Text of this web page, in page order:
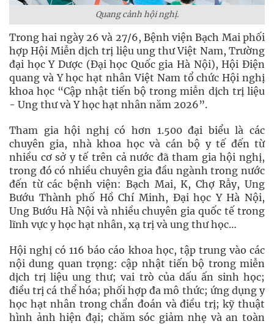
Quang cảnh hội nghị.
Trong hai ngày 26 và 27/6, Bệnh viện Bạch Mai phối
hợp Hội Miễn dịch trị liệu ung thư Việt Nam, Trường
đại học Y Dược (Đại học Quốc gia Hà Nội), Hội Điện
quang và Y học hạt nhân Việt Nam tổ chức Hội nghị
khoa học “Cập nhật tiến bộ trong miễn dịch trị liệu
- Ung thư và Y học hạt nhân năm 2026”.
Tham gia hội nghị có hơn 1.500 đại biểu là các
chuyên gia, nhà khoa học và cán bộ y tế đến từ
nhiều cơ sở y tế trên cả nước đã tham gia hội nghị,
trong đó có nhiều chuyên gia đầu ngành trong nước
đến từ các bệnh viện: Bạch Mai, K, Chợ Rẫy, Ung
Bướu Thành phố Hồ Chí Minh, Đại học Y Hà Nội,
Ung Bướu Hà Nội và nhiều chuyên gia quốc tế trong
lĩnh vực y học hạt nhân, xạ trị và ung thư học…
Hội nghị có 116 báo cáo khoa học, tập trung vào các
nội dung quan trọng: cập nhật tiến bộ trong miễn
dịch trị liệu ung thư; vai trò của dấu ấn sinh học;
điều trị cá thể hóa; phối hợp đa mô thức; ứng dụng y
học hạt nhân trong chẩn đoán và điều trị; kỹ thuật
hình ảnh hiện đại; chăm sóc giảm nhẹ và an toàn